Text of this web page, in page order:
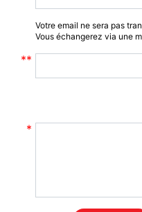
Votre email ne sera pas
Vous échangerez via une